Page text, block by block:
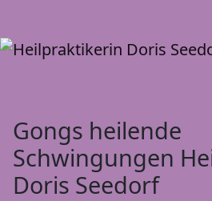
Gongs heilende
Schwingungen
Doris Seedorf